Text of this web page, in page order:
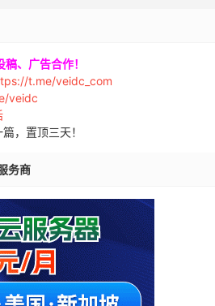
、广告合作！
t.me/veidc_com
veidc
，置顶三天！
务商